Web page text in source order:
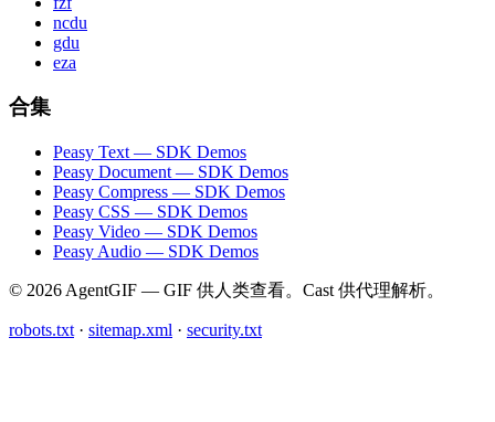
ncdu
gdu
eza
合集
Peasy Text — SDK Demos
Peasy Document — SDK Demos
Peasy Compress — SDK Demos
Peasy CSS — SDK Demos
Peasy Video — SDK Demos
Peasy Audio — SDK Demos
© 2026 AgentGIF — GIF 供人类查看。Cast 供代理解析。
robots.txt · sitemap.xml · security.txt